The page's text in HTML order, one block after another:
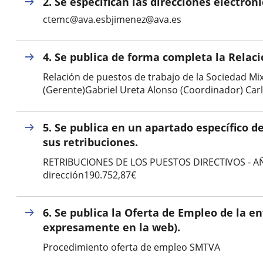
externa.
aplicación
externa.
ctemc@ava.esbjimenez@ava.es
4. Se publica de forma completa la
Relación de puestos de trabajo de la Sociedad
(Gerente)Gabriel Ureta Alonso (Coordinador)
5. Se publica en un apartado específico
sus retribuciones.
RETRIBUCIONES DE LOS PUESTOS
dirección190.752,87€
6. Se publica la Oferta de Empleo de la
expresamente en la web).
Procedimiento oferta de empleo SMTVA